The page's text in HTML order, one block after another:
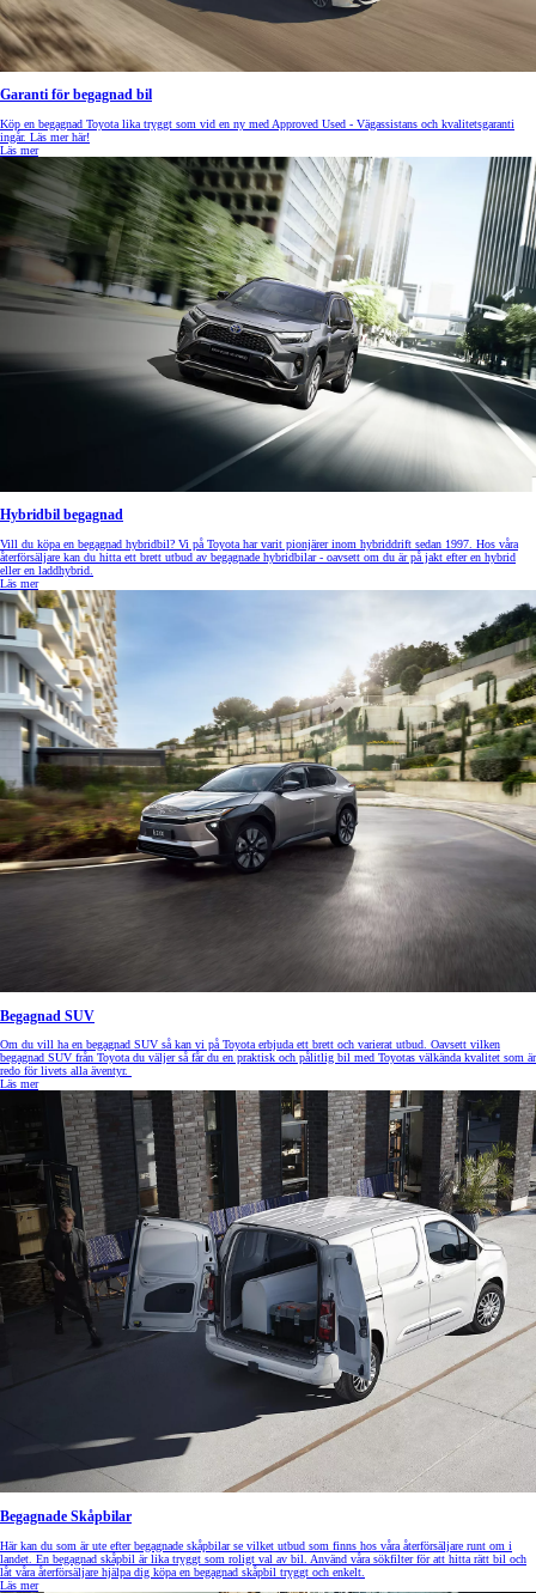
Garanti för begagnad bil
Köp en begagnad Toyota lika tryggt som vid en ny med Approved Used - Vägassistans och kvalitetsgaranti
ingår. Läs mer här!
Läs mer
Hybridbil begagnad
Vill du köpa en begagnad hybridbil? Vi på Toyota har varit pionjärer inom hybriddrift sedan 1997. Hos våra
återförsäljare kan du hitta ett brett utbud av begagnade hybridbilar - oavsett om du är på jakt efter en hybrid
eller en laddhybrid.
Läs mer
Begagnad SUV
Om du vill ha en begagnad SUV så kan vi på Toyota erbjuda ett brett och varierat utbud. Oavsett vilken
begagnad SUV från Toyota du väljer så får du en praktisk och pålitlig bil med Toyotas välkända kvalitet som är
redo för livets alla äventyr.
Läs mer
Begagnade Skåpbilar
Här kan du som är ute efter begagnade skåpbilar se vilket utbud som finns hos våra återförsäljare runt om i
landet. En begagnad skåpbil är lika tryggt som roligt val av bil. Använd våra sökfilter för att hitta rätt bil och
låt våra återförsäljare hjälpa dig köpa en begagnad skåpbil tryggt och enkelt.
Läs mer